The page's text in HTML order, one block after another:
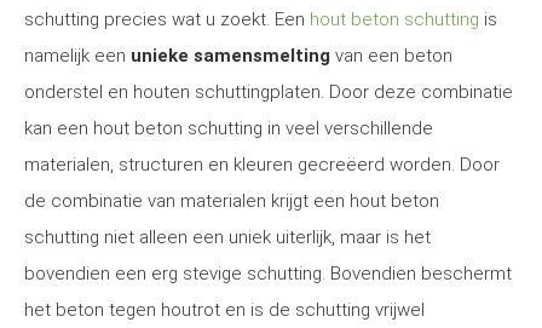
schutting precies wat u zoekt. Een hout beton schutting is
namelijk een unieke samensmelting van een beton
onderstel en houten schuttingplaten. Door deze combinatie
kan een hout beton schutting in veel verschillende
materialen, structuren en kleuren gecreëerd worden. Door
de combinatie van materialen krijgt een hout beton
schutting niet alleen een uniek uiterlijk, maar is het
bovendien een erg stevige schutting. Bovendien beschermt
het beton tegen houtrot en is de schutting vrijwel